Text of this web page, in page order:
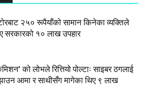
२५० रूपैयाँको सामान किनेका व्यक्तिले
सरकारको १० लाख उपहार
को लोभले रित्तियो पोल्टाः साइबर ठगलाई
आमा र साथीसँग मागेका थिए ९ लाख